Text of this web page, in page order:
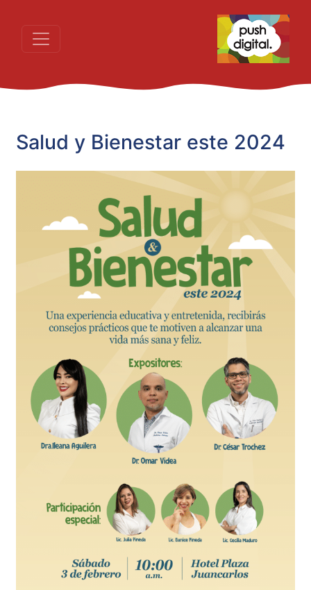
Salud y Bienestar este 2024